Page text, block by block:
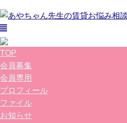
TOP
会員募集
会員専用
プロフィール
ファイル
お知らせ